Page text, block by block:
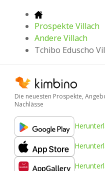
Prospekte Villach
Andere Villach
Tchibo Eduscho
Die neuesten Prospekte,
Nachlässe